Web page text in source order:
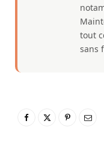
tout
sans